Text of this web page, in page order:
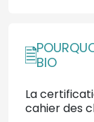
BIO
La
cahier des